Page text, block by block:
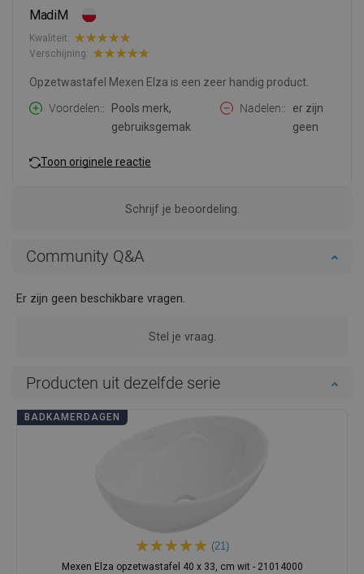
MadiM
Kwaliteit:
Verschijning:
Opzetwastafel Mexen Elza is een zeer handig product.
Voordelen:
Pools merk,
gebruiksgemak
Nadelen:
er zijn
geen
Toon originele reactie
Schrijf je beoordeling.
Community Q&A
Er zijn geen beschikbare vragen.
Stel je vraag.
Producten uit dezelfde serie
BADKAMERDAGEN
(21)
Mexen Elza opzetwastafel 40 x 33, cm wit - 21014000